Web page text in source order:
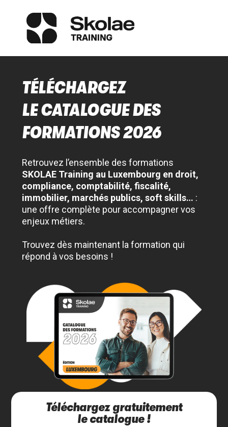
TÉLÉCHARGEZ
LE CATALOGUE DES
FORMATIONS 2026
Retrouvez l’ensemble des formations
SKOLAE Training au Luxembourg en droit,
compliance, comptabilité, fiscalité,
immobilier, marchés publics, soft skills… :
une offre complète pour accompagner vos
enjeux métiers.
Trouvez dès maintenant la formation qui
répond à vos besoins !
Téléchargez gratuitement
le catalogue !